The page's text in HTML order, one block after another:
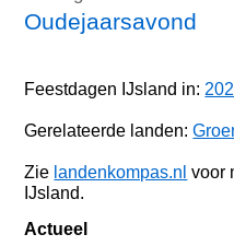
Oudejaarsavond
Feestdagen IJsland in:
Gerelateerde landen:
Zie landenkompas.nl voor
IJsland.
Actueel